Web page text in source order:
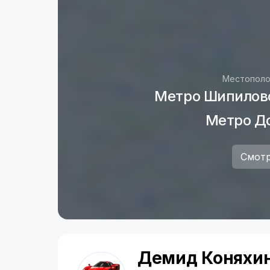
Chevrolet Captiva 2023г.в. 7 мест
https://rentride.ru/cars/505746/
Метро
Метро
Демид